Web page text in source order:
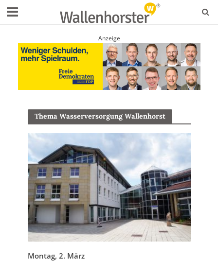
Anzeige
Thema Wasserversorgung Wallenhorst
Montag, 2. März